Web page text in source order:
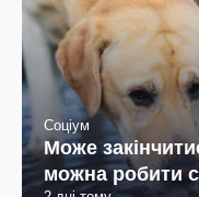
Соціум
Може
можна робити